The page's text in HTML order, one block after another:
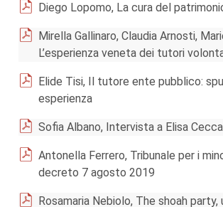
Diego Lopomo, La cura del
Mirella Gallinaro, Claudia Arnosti,
L’esperienza veneta dei tutori
Elide Tisi, Il tutore ente pubblico:
esperienza
Sofia Albano, Intervista a Elisa
Antonella Ferrero, Tribunale per i
decreto 7 agosto 2019
Rosamaria Nebiolo, The shoah party,